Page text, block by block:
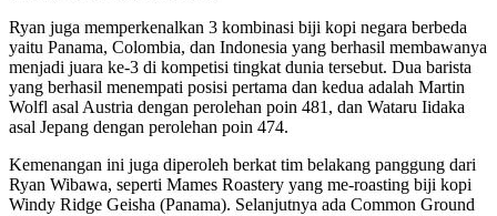
Ryan juga memperkenalkan 3 kombinasi biji kopi negara berbeda
yaitu Panama, Colombia, dan Indonesia yang berhasil membawanya
menjadi juara ke-3 di kompetisi tingkat dunia tersebut. Dua barista
yang berhasil menempati posisi pertama dan kedua adalah Martin
Wolfl asal Austria dengan perolehan poin 481, dan Wataru Iidaka
asal Jepang dengan perolehan poin 474.
Kemenangan ini juga diperoleh berkat tim belakang panggung dari
Ryan Wibawa, seperti Mames Roastery yang me-roasting biji kopi
Windy Ridge Geisha (Panama). Selanjutnya ada Common Ground